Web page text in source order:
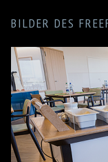
BILDER DES